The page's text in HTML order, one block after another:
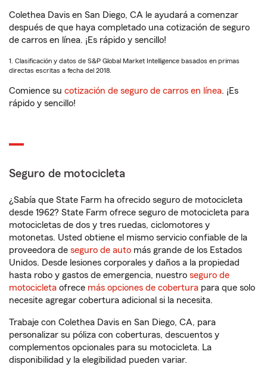
Colethea Davis en San Diego, CA le ayudará a comenzar
después de que haya completado una cotización de seguro
de carros en línea. ¡Es rápido y sencillo!
1. Clasificación y datos de S&P Global Market Intelligence basados en primas
directas escritas a fecha del 2018.
Comience su cotización de seguro de carros en línea. ¡Es
rápido y sencillo!
Seguro de motocicleta
¿Sabía que State Farm ha ofrecido seguro de motocicleta
desde 1962? State Farm ofrece seguro de motocicleta para
motocicletas de dos y tres ruedas, ciclomotores y
motonetas. Usted obtiene el mismo servicio confiable de la
proveedora de seguro de auto más grande de los Estados
Unidos. Desde lesiones corporales y daños a la propiedad
hasta robo y gastos de emergencia, nuestro seguro de
motocicleta ofrece más opciones de cobertura para que solo
necesite agregar cobertura adicional si la necesita.
Trabaje con Colethea Davis en San Diego, CA, para
personalizar su póliza con coberturas, descuentos y
complementos opcionales para su motocicleta. La
disponibilidad y la elegibilidad pueden variar.